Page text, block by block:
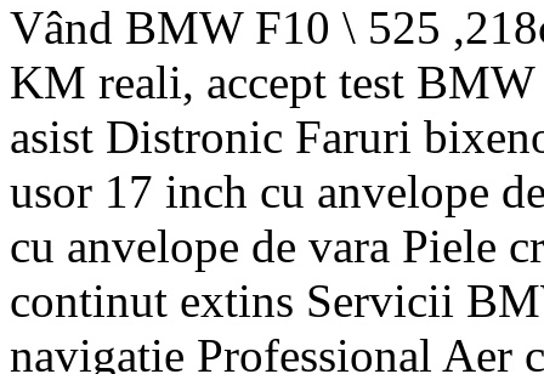
Vând BMW F10 \ 525
KM reali, accept test
asist Distronic Faruri
usor 17 inch cu anvelope
cu anvelope de vara Piele
continut extins Servicii
navigatie Professional Aer